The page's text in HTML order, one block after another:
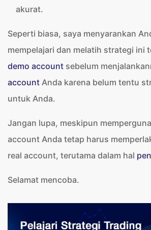
akurat.
Seperti biasa, saya menyarankan
mempelajari dan melatih strategi ini
demo account sebelum
account Anda karena belum tentu
untuk Anda.
Jangan lupa, meskipun
account Anda tetap harus
real account, terutama dalam hal
Selamat mencoba.